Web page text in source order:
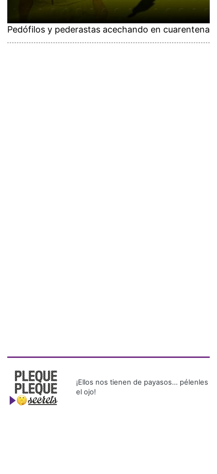
Pedófilos y pederastas acechando en cuarentena
¡Ellos nos tienen de payasos… pélenles
el ojo!